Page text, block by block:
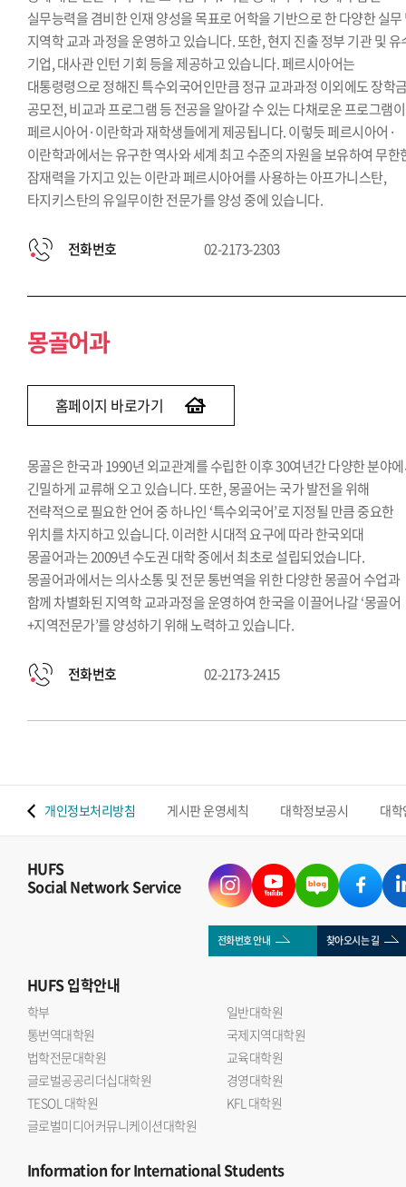
실무능력을 겸비한 인재 양성을 목표로 어학을 기반으로 한 다양한 실무
지역학 교과 과정을 운영하고 있습니다. 또한, 현지 진출 정부 기관 및 유
기업, 대사관 인턴 기회 등을 제공하고 있습니다. 페르시아어는
대통령령으로 정해진 특수외국어인만큼 정규 교과과정 이외에도 장학
공모전, 비교과 프로그램 등 전공을 알아갈 수 있는 다채로운 프로그램이
페르시아어·이란학과 재학생들에게 제공됩니다. 이렇듯 페르시아어·
이란학과에서는 유구한 역사와 세계 최고 수준의 자원을 보유하여 무한
잠재력을 가지고 있는 이란과 페르시아어를 사용하는 아프가니스탄,
타지키스탄의 유일무이한 전문가를 양성 중에 있습니다.
전화번호 02-2173-2303
몽골어과
홈페이지 바로가기
몽골은 한국과 1990년 외교관계를 수립한 이후 30여년간 다양한 분야
긴밀하게 교류해 오고 있습니다. 또한, 몽골어는 국가 발전을 위해
전략적으로 필요한 언어 중 하나인 ‘특수외국어’로 지정될 만큼 중요한
위치를 차지하고 있습니다. 이러한 시대적 요구에 따라 한국외대
몽골어과는 2009년 수도권 대학 중에서 최초로 설립되었습니다.
몽골어과에서는 의사소통 및 전문 통번역을 위한 다양한 몽골어 수업과
함께 차별화된 지역학 교과과정을 운영하여 한국을 이끌어나갈 ‘몽골어
+지역전문가’를 양성하기 위해 노력하고 있습니다.
전화번호 02-2173-2415
개인정보처리방침 게시판 운영세칙 대학정보공시 대
HUFS
Social Network Service
전화번호 안내 찾아오시는 길
HUFS입학안내
학부
일반대학원
통번역대학원
국제지역대학원
법학전문대학원
교육대학원
글로벌공공리더십대학원
경영대학원
TESOL 대학원
KFL 대학원
글로벌미디어커뮤니케이션대학원
Informationfor International Students